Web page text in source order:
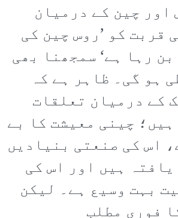
اور چین کے درمیان
قربت کو ’روس چین کی
رہا ہے‘ سمجھنا بھی
ہو گی۔ ظاہر ہے کہ
کے درمیان تعلقات
چینی معیشت کا بے
اس کی صنعتی بنیادیں
ہیں اور اس کی
بہت وسیع ہے۔ لیکن